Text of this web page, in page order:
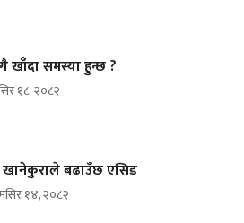
खाँदा समस्या हुन्छ ?
१८, २०८२
खानेकुराले बढाउँछ एसिड
१४, २०८२